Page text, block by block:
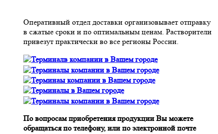
Оперативный отдел доставки организовывает отправку
в сжатые сроки и по оптимальным ценам. Растворители
привезут практически во все регионы России.
По вопросам приобретения продукции Вы можете
обращаться по телефону, или по электронной почте